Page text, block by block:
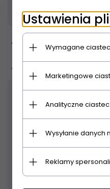
ABSONIC
50 ćwiczeń na gitarę
45,
Ustawienia
Wymagane
Marketingowe
Analityczne
Wysyłanie danych
Reklamy